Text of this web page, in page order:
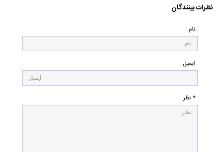
نظرات بینندگان
نام
ایمیل
* نظر